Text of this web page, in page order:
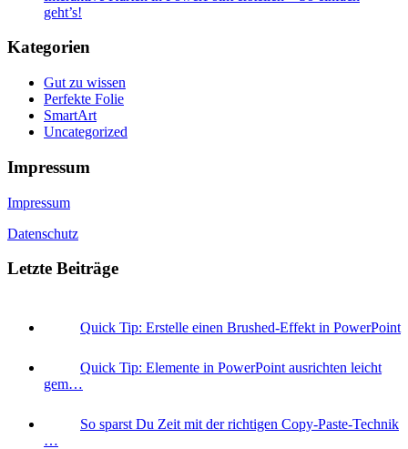
geht’s!
Kategorien
Gut zu wissen
Perfekte Folie
SmartArt
Uncategorized
Impressum
Impressum
Datenschutz
Letzte Beiträge
Quick Tip: Erstelle einen Brushed-Effekt in PowerPoint
Quick Tip: Elemente in PowerPoint ausrichten leicht
gem…
So sparst Du Zeit mit der richtigen Copy-Paste-Technik
…